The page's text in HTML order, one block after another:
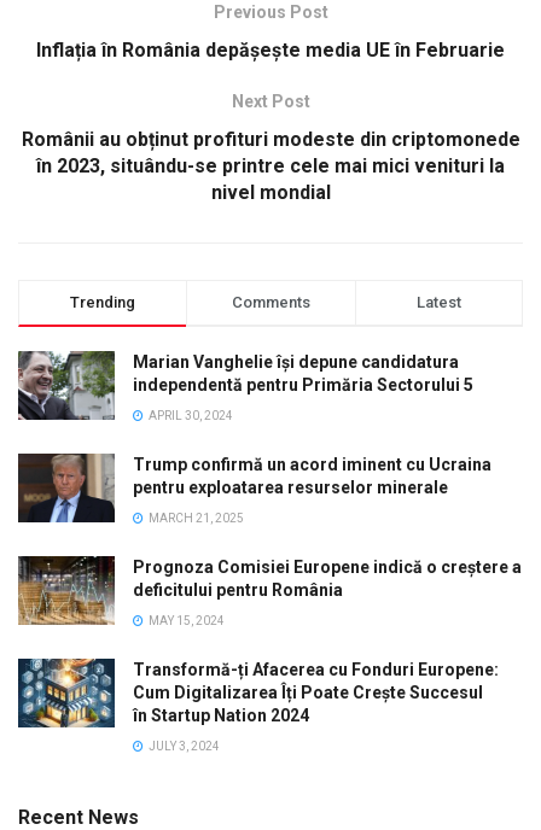
Previous Post
Inflația în România depășește media UE în Februarie
Next Post
Românii au obținut profituri modeste din criptomonede
în 2023, situându-se printre cele mai mici venituri la
nivel mondial
Trending Comments Latest
Marian Vanghelie își depune candidatura
independentă pentru Primăria Sectorului 5
APRIL 30, 2024
Trump confirmă un acord iminent cu Ucraina
pentru exploatarea resurselor minerale
MARCH 21, 2025
Prognoza Comisiei Europene indică o creștere a
deficitului pentru România
MAY 15, 2024
Transformă-ți Afacerea cu Fonduri Europene:
Cum Digitalizarea Îți Poate Crește Succesul
în Startup Nation 2024
JULY 3, 2024
Recent News